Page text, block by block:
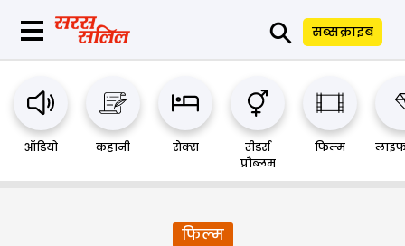
⚲ सब्सक्राइब
ऑडियो कहानी सेक्स
रीडर्स
प्रौब्लम
फिल्म
फिल्म